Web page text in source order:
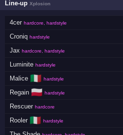
Line-upXplosion
4cer hardcore, hardstyle
Croniq hardstyle
Jax hardcore, hardstyle
Luminite hardstyle
Malice 🇮🇹 hardstyle
Regain 🇵🇱 hardstyle
Rescuer hardcore
Rooler 🇮🇹 hardstyle